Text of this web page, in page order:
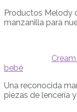
Productos Melody
manzanilla para
bebé
Una reconocida
piezas de lencería